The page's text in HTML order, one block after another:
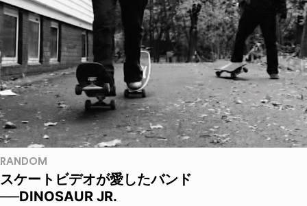
RANDOM
スケートビデオが愛したバンド
──DINOSAUR JR.